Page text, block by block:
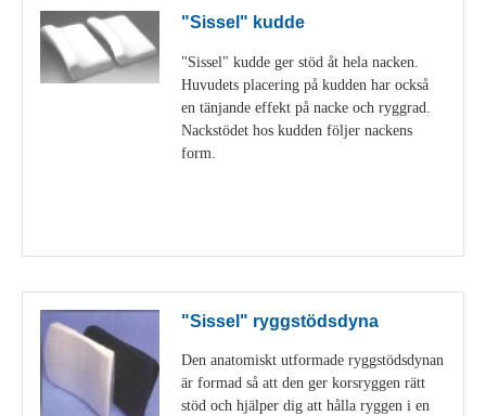
"Sissel" kudde
"Sissel" kudde ger stöd åt hela nacken.
Huvudets placering på kudden har också
en tänjande effekt på nacke och ryggrad.
Nackstödet hos kudden följer nackens
form.
"Sissel" ryggstödsdyna
Den anatomiskt utformade ryggstödsdynan
är formad så att den ger korsryggen rätt
stöd och hjälper dig att hålla ryggen i en